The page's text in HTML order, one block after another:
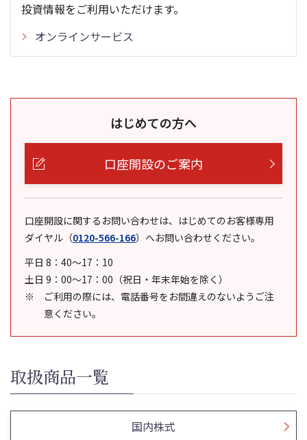
投資情報をご利用いただけます。
オンラインサービス
はじめての方へ
口座開設のご案内
口座開設に関するお問い合わせは、はじめてのお客様専用
ダイヤル （0120-566-166） へお問い合わせください。
平日 8：40～17：10
土日 9：00～17：00（祝日・年末年始を除く）
ご利用の際には、電話番号をお間違えのないようご注
意ください。
取扱商品一覧
国内株式